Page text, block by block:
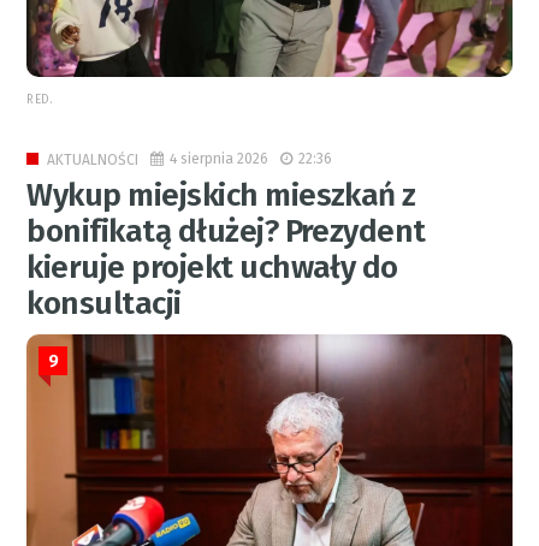
RED.
AKTUALNOŚCI 4 sierpnia 2026 22:36
Wykup miejskich mieszkań z
bonifikatą dłużej? Prezydent
kieruje projekt uchwały do
konsultacji
9